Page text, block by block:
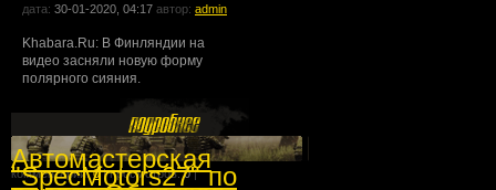
дата: 30-01-2020, 04:17 автор: admin
Khabara.Ru: В Финляндии на
видео засняли новую форму
полярного сияния.
комментарии:0| просмотров:0|
Автомастерская
"SpecMotors27" по